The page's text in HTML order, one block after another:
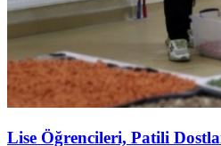
Lise Öğrencileri, Patili